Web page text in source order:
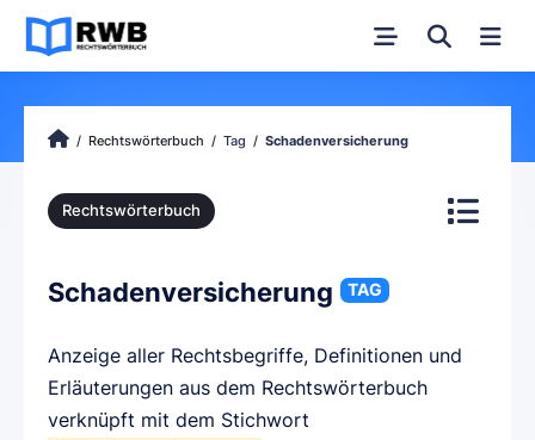
Rechtswörterbuch Tag Schadenversicherung
Rechtswörterbuch
Schadenversicherung TAG
Anzeige aller Rechtsbegriffe, Definitionen und
Erläuterungen aus dem Rechtswörterbuch
verknüpft mit dem Stichwort